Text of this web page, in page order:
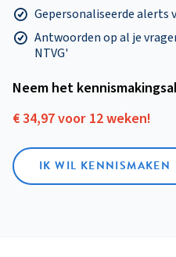
Gepersonaliseerde alerts
Antwoorden op al je
NTVG'
Neem het
€ 34,97 voor 12 weken!
IK WIL KENNISMAKEN